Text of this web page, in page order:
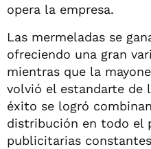
opera la empresa.
Las mermeladas se
ofreciendo una gran
mientras que la
volvió el estandarte de
éxito se logró
distribución en todo el
publicitarias